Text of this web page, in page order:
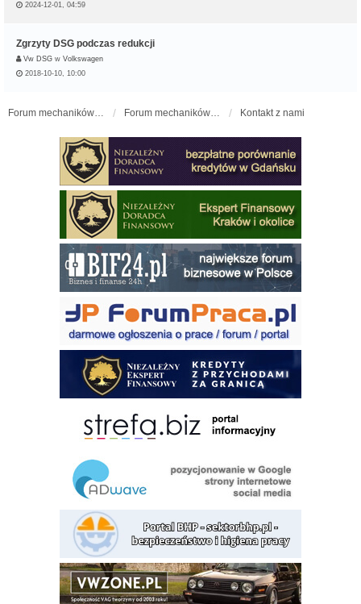
2024-12-01, 04:59
Zgrzyty DSG podczas redukcji
Vw DSG w Volkswagen
2018-10-10, 10:00
Forum mechaników samochodowych - forum-mechaniczne.pl Forum mechaników samochodowych Kontakt z nami